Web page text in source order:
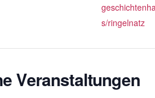
s/ringelnatz
Veranstaltungen